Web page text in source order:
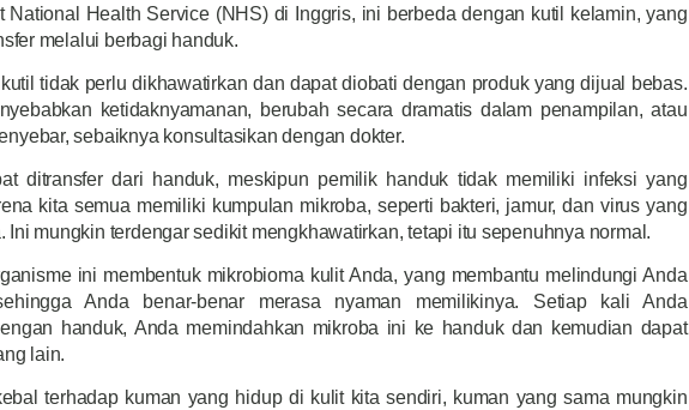
National Health Service (NHS) di Inggris, ini berbeda dengan kutil kelamin, yang
melalui berbagi handuk.
tidak perlu dikhawatirkan dan dapat diobati dengan produk yang dijual bebas.
ketidaknyamanan, berubah secara dramatis dalam penampilan, atau
sebaiknya konsultasikan dengan dokter.
ditransfer dari handuk, meskipun pemilik handuk tidak memiliki infeksi yang
kita semua memiliki kumpulan mikroba, seperti bakteri, jamur, dan virus yang
Ini mungkin terdengar sedikit mengkhawatirkan, tetapi itu sepenuhnya normal.
ini membentuk mikrobioma kulit Anda, yang membantu melindungi Anda
Anda benar-benar merasa nyaman memilikinya. Setiap kali Anda
handuk, Anda memindahkan mikroba ini ke handuk dan kemudian dapat
lain.
terhadap kuman yang hidup di kulit kita sendiri, kuman yang sama mungkin